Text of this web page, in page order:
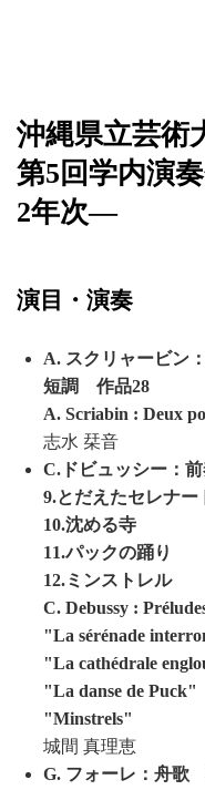
沖縄県立芸術
第5回学内演
2年次―
演目・演奏
A. スクリャービン
短調 作品28
A. Scriabin : Deux
志水 栞音
C.ドビュッシー：
9.とだえたセレナー
10.沈める寺
11.パックの踊り
12.ミンストレル
C. Debussy :
"La sérénade
"La cathédrale
"La danse de Puck"
"Minstrels"
城間 真理恵
G. フォーレ：舟